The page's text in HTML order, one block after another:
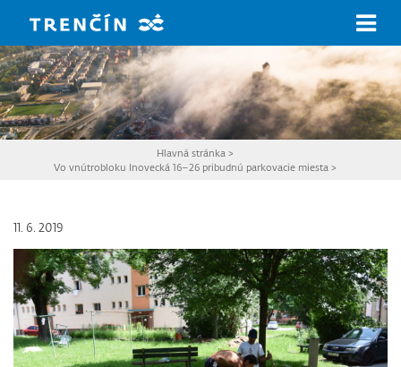
Hlavná stránka >
Vo vnútrobloku Inovecká 16–26 pribudnú parkovacie miesta >
11. 6. 2019